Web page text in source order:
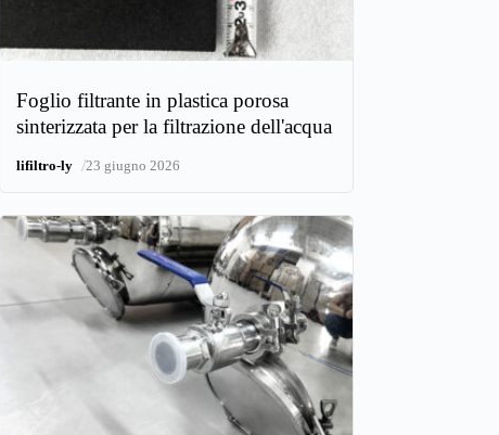
Foglio filtrante in plastica porosa
sinterizzata per la filtrazione dell'acqua
lifiltro-ly /23 giugno 2026